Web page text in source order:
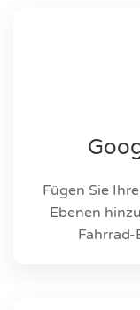
Fügen Sie
Ebenen